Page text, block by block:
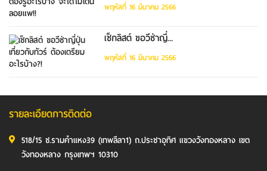
พฤหัสที่ 16 มีนาคม 2566
เช็กลิสต์ ขอวีซ่าญี่...
พฤหัสที่ 16 มีนาคม 2566
รายละเอียดการติดต่อ
518/15 ซ.รามคำแหง39 (เทพลีลา1) ถ.ประชาอุทิศ แขวงวังทองหลาง เขต
วังทองหลาง กรุงเทพฯ 10310